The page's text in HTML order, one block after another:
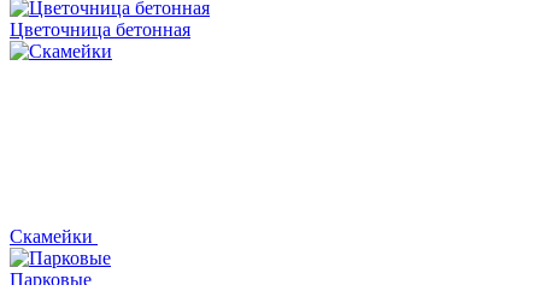
Цветочница бетонная
Скамейки
Парковые